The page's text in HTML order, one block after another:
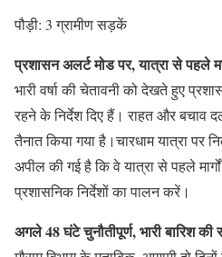
पौड़ी: 3 ग्रामीण सड़कें
प्रशासन अलर्ट मोड पर, यात्रा से पहले
भारी वर्षा की चेतावनी को देखते हुए
रहने के निर्देश दिए हैं। राहत और बचाव
तैनात किया गया है।चारधाम यात्रा पर
अपील की गई है कि वे यात्रा से पहले
प्रशासनिक निर्देशों का पालन करें।
अगले 48 घंटे चुनौतीपूर्ण, भारी बारिश की